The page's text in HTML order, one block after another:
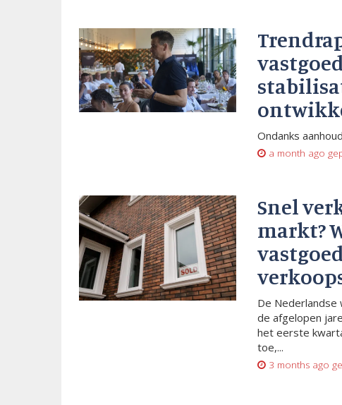
Ondanks
a month ago
Snel
markt?
De Nederlandse
de afgelopen
het eerste
toe,...
3 months ago